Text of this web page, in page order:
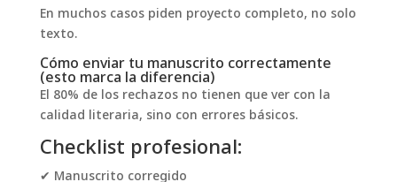
En muchos casos piden proyecto completo, no solo
texto.
Cómo enviar tu manuscrito correctamente
(esto marca la diferencia)
El 80% de los rechazos no tienen que ver con la
calidad literaria, sino con errores básicos.
Checklist profesional: